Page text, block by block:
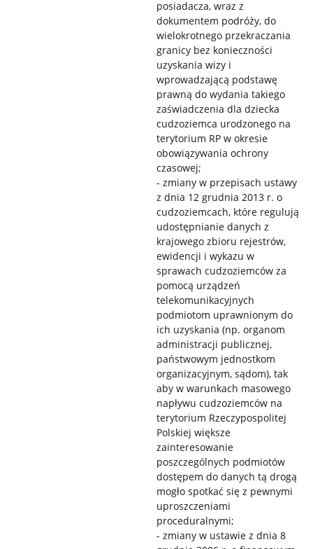
posiadacza, wraz z
dokumentem podróży, do
wielokrotnego przekraczania
granicy bez konieczności
uzyskania wizy i
wprowadzającą podstawę
prawną do wydania takiego
zaświadczenia dla dziecka
cudzoziemca urodzonego na
terytorium RP w okresie
obowiązywania ochrony
czasowej;
- zmiany w przepisach ustawy
z dnia 12 grudnia 2013 r. o
cudzoziemcach, które regulują
udostępnianie danych z
krajowego zbioru rejestrów,
ewidencji i wykazu w
sprawach cudzoziemców za
pomocą urządzeń
telekomunikacyjnych
podmiotom uprawnionym do
ich uzyskania (np. organom
administracji publicznej,
państwowym jednostkom
organizacyjnym, sądom), tak
aby w warunkach masowego
napływu cudzoziemców na
terytorium Rzeczypospolitej
Polskiej większe
zainteresowanie
poszczególnych podmiotów
dostępem do danych tą drogą
mogło spotkać się z pewnymi
uproszczeniami
proceduralnymi;
- zmiany w ustawie z dnia 8